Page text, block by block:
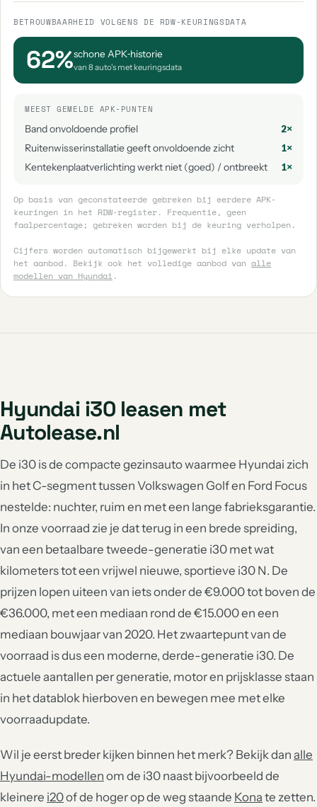
BETROUWBAARHEID VOLGENS DE RDW-KEURINGSDATA
62%schone APK‑historie
van 8 auto's met keuringsdata
MEEST GEMELDE APK-PUNTEN
Band onvoldoende profiel
2×
Ruitenwisserinstallatie geeft onvoldoende zicht
1×
Kentekenplaatverlichting werkt niet (goed) / ontbreekt
1×
Op basis van geconstateerde gebreken bij eerdere APK-
keuringen in het RDW-register. Frequentie, geen
faalpercentage; gebreken worden bij de keuring verholpen.
Cijfers worden automatisch bijgewerkt bij elke update van
het aanbod. Bekijk ook het volledige aanbod van alle
modellen van Hyundai .
Hyundai i30 leasen met
Autolease.nl
De i30 is de compacte gezinsauto waarmee Hyundai zich
in het C-segment tussen Volkswagen Golf en Ford Focus
nestelde: nuchter, ruim en met een lange fabrieksgarantie.
In onze voorraad zie je dat terug in een brede spreiding,
van een betaalbare tweede-generatie i30 met wat
kilometers tot een vrijwel nieuwe, sportieve i30 N. De
prijzen lopen uiteen van iets onder de €9.000 tot boven de
€36.000, met een mediaan rond de €15.000 en een
mediaan bouwjaar van 2020. Het zwaartepunt van de
voorraad is dus een moderne, derde-generatie i30. De
actuele aantallen per generatie, motor en prijsklasse staan
in het datablok hierboven en bewegen mee met elke
voorraadupdate.
Wil je eerst breder kijken binnen het merk? Bekijk dan alle
Hyundai-modellen om de i30 naast bijvoorbeeld de
kleinere i20of de hoger op de weg staande Kona te zetten.